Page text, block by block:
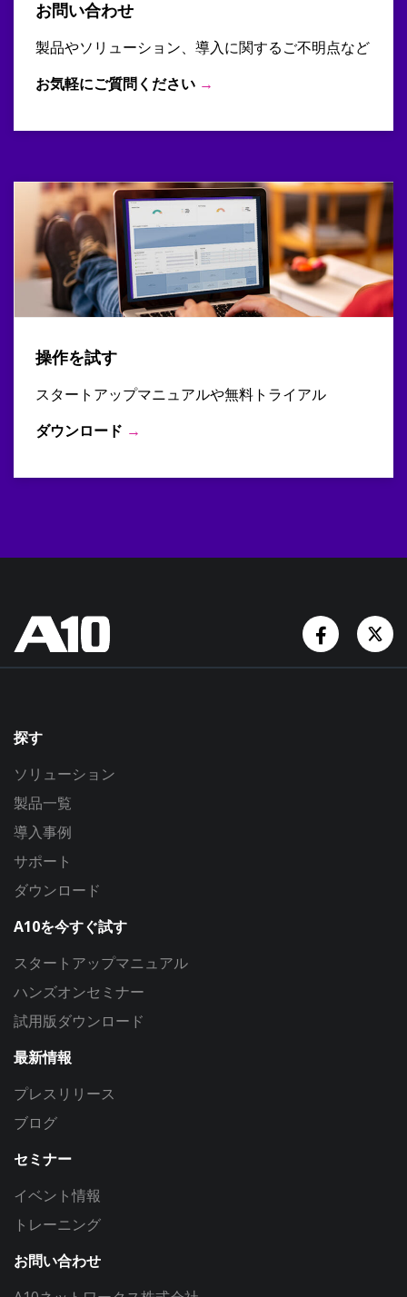
お問い合わせ
製品やソリューション、導入に関するご不明点など
お気軽にご質問ください →
操作を試す
スタートアップマニュアルや無料トライアル
ダウンロード →
探す
ソリューション
製品一覧
導入事例
サポート
ダウンロード
A10を今すぐ試す
スタートアップマニュアル
ハンズオンセミナー
試用版ダウンロード
最新情報
プレスリリース
ブログ
セミナー
イベント情報
トレーニング
お問い合わせ